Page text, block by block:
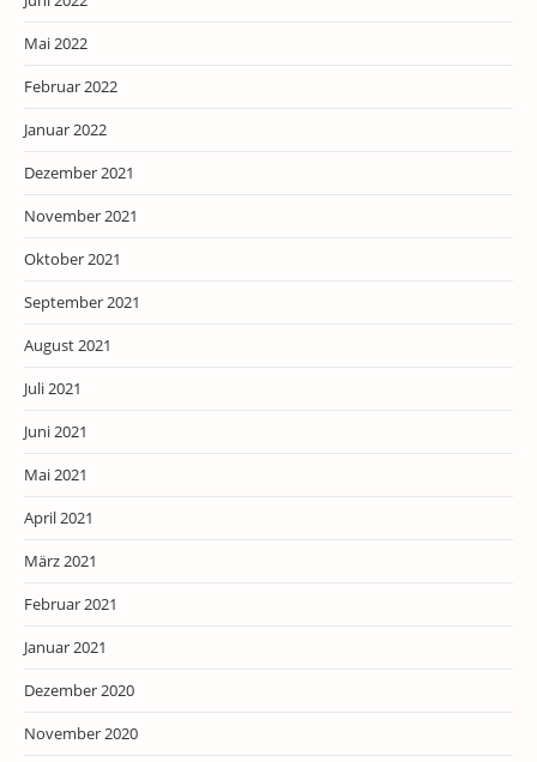
Mai 2022
Februar 2022
Januar 2022
Dezember 2021
November 2021
Oktober 2021
September 2021
August 2021
Juli 2021
Juni 2021
Mai 2021
April 2021
März 2021
Februar 2021
Januar 2021
Dezember 2020
November 2020